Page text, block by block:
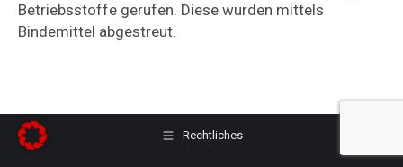
Betriebsstoffe gerufen. Diese wurden mittels
Bindemittel abgestreut.
Rechtliches